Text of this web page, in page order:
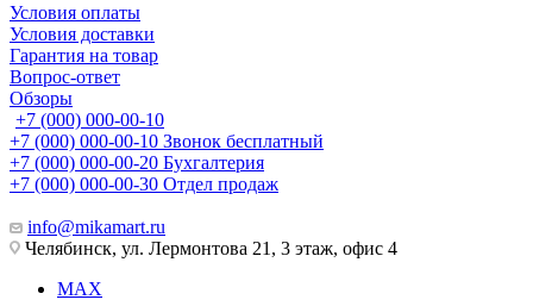
Условия оплаты
Условия доставки
Гарантия на товар
Вопрос-ответ
Обзоры
+7 (000) 000-00-10
+7 (000) 000-00-10 Звонок бесплатный
+7 (000) 000-00-20 Бухгалтерия
+7 (000) 000-00-30 Отдел продаж
info@mikamart.ru
Челябинск, ул. Лермонтова 21, 3 этаж, офис 4
MAX